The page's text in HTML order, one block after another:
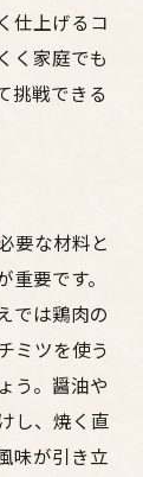
仕上げるコ
く家庭でも
挑戦できる
要な材料と
要です。
では鶏肉の
ミツを使う
う。醤油や
し、焼く直
味が引き立